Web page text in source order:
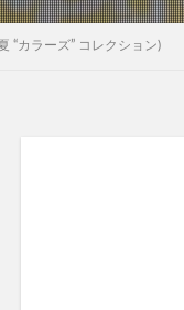
“カラーズ” コレクション)